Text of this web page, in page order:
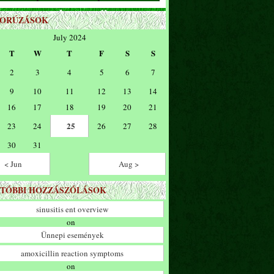
July 2024
T W T F S S
2 3 4 5 6
7
9
10 11 12 13
14
16
17 18 19 20
21
23
24 25 26 27
28
30
31
< Jun
Aug >
HOZZÁSZÓLÁSOK
sinusitis ent overview
on
Ünnepi események
amoxicillin reaction symptoms
on